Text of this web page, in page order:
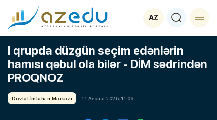
AZ
I qrupda düzgün seçim edənlərin
hamısı qəbul ola bilər - DİM sədrindən
PROQNOZ
Dövlət İmtahan Mərkəzi 11 Avqust 2025, 11:06